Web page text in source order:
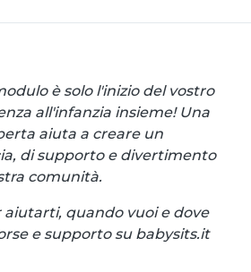
è solo l'inizio del vostro
all'infanzia insieme! Una
aiuta a creare un
di supporto e divertimento
comunità.
aiutarti, quando vuoi e dove
e supporto su babysits.it